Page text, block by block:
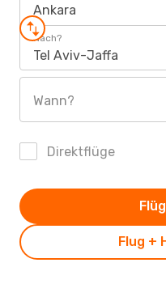
Ankara
Nach?
Tel Aviv-Jaffa
Wann?
Direktflüge
Flug +